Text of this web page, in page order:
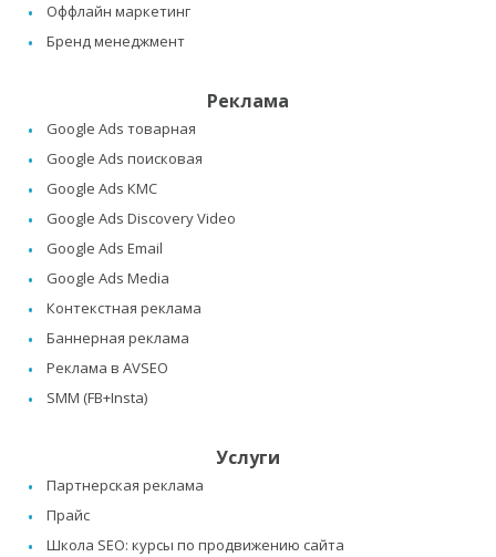
Оффлайн маркетинг
Бренд менеджмент
Реклама
Google Ads товарная
Google Ads поисковая
Google Ads КМС
Google Ads Discovery Video
Google Ads Email
Google Ads Media
Контекстная реклама
Баннерная реклама
Реклама в AVSEO
SMM (FB+Insta)
Услуги
Партнерская реклама
Прайс
Школа SEO: курсы по продвижению сайта